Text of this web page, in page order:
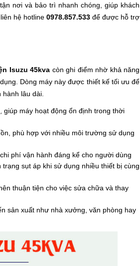
nơi và bảo trì nhanh chóng, giúp khách
hệ hotline 0978.857.533 để được hỗ trợ
Isuzu 45kva còn ghi điểm nhờ khả năng
Dòng máy này được thiết kế tối ưu để
lâu dài.
máy hoạt động ổn định trong thời
phù hợp với nhiều môi trường sử dụng
phí vận hành đáng kể cho người dùng
sụt áp khi sử dụng nhiều thiết bị cùng
thuận tiện cho việc sửa chữa và thay
sản xuất như nhà xưởng, văn phòng hay